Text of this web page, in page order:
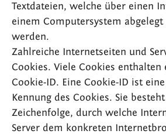
Textdateien, welche über einen
einem Computersystem
werden.
Zahlreiche Internetseiten und
Cookies. Viele Cookies enthalten
Cookie-ID. Eine Cookie-ID ist
Kennung des Cookies. Sie
Zeichenfolge, durch welche
Server dem konkreten